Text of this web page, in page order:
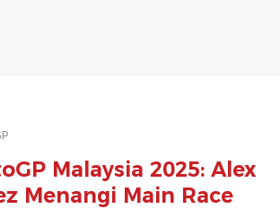
Malaysia 2025: Alex
Menangi Main Race